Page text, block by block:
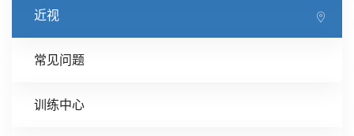
近视
常见问题
训练中心